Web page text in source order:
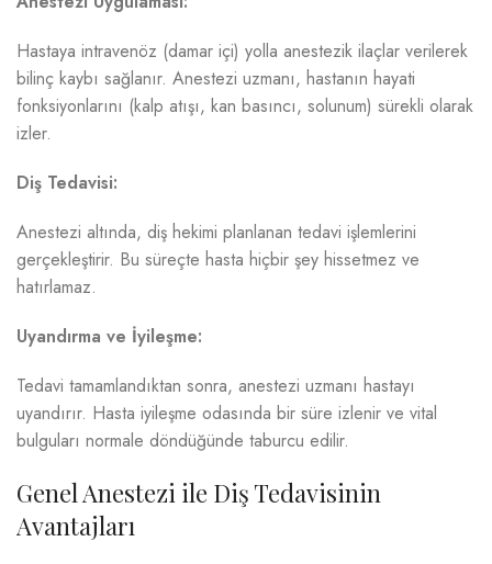
Hastaya intravenöz (damar içi) yolla anestezik ilaçlar verilerek
bilinç kaybı sağlanır. Anestezi uzmanı, hastanın hayati
fonksiyonlarını (kalp atışı, kan basıncı, solunum) sürekli olarak
izler.
Diş Tedavisi:
Anestezi altında, diş hekimi planlanan tedavi işlemlerini
gerçekleştirir. Bu süreçte hasta hiçbir şey hissetmez ve
hatırlamaz.
Uyandırma ve İyileşme:
Tedavi tamamlandıktan sonra, anestezi uzmanı hastayı
uyandırır. Hasta iyileşme odasında bir süre izlenir ve vital
bulguları normale döndüğünde taburcu edilir.
Genel Anestezi ile Diş Tedavisinin
Avantajları